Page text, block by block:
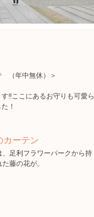
（年中無休）＞
‼ここにあるお守りも可愛ら
！
カーテン
、足利フラワーパークから持
藤の花が。